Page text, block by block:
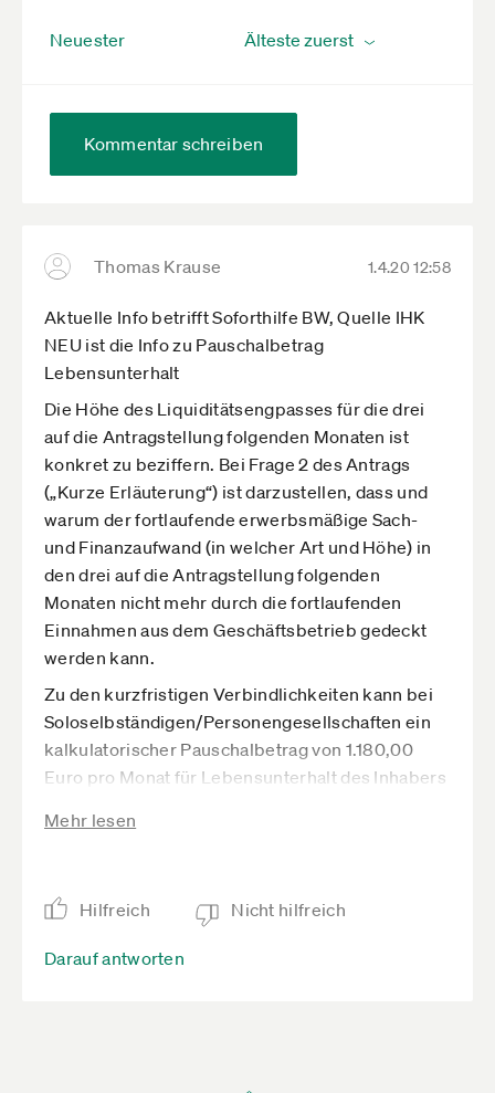
Neuester
Kommentar schreiben
Thomas Krause 1.4.20 12:58
Aktuelle Info betrifft Soforthilfe BW, Quelle IHK
NEU ist die Info zu Pauschalbetrag
Lebensunterhalt
Die Höhe des Liquiditätsengpasses für die drei
auf die Antragstellung folgenden Monaten ist
konkret zu beziffern. Bei Frage 2 des Antrags
(„Kurze Erläuterung“) ist darzustellen, dass und
warum der fortlaufende erwerbsmäßige Sach-
und Finanzaufwand (in welcher Art und Höhe) in
den drei auf die Antragstellung folgenden
Monaten nicht mehr durch die fortlaufenden
Einnahmen aus dem Geschäftsbetrieb gedeckt
werden kann.
Zu den kurzfristigen Verbindlichkeiten kann bei
Soloselbständigen/Personengesellschaften ein
kalkulatorischer Pauschalbetrag von 1.180,00
Euro pro Monat für Lebensunterhalt des Inhabers
Antragsunterlagen bis zum Ablauf der
Verjährungsfristen eines gegebenenfalls
erhaltenen Bewilligungsbescheides auf. Eine
Mehr lesen
Hilfreich Nicht hilfreich
Darauf antworten